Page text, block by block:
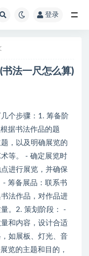
登录
法一尺怎么算)
个步骤：1. 筹备阶
据书法作品的题
，以及明确展览的
等。 - 确定展览时
进行展览，并确保
- 筹备展品：联系书
法作品，对作品进
。2. 策划阶段： -
和内容，设计合适
如展板、灯光、音
览的主题和目的，